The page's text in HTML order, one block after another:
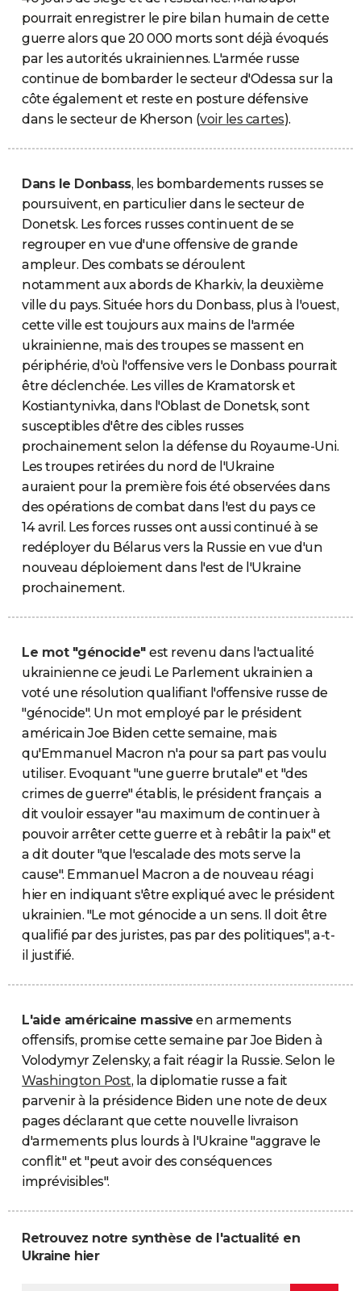
pourrait enregistrer le pire bilan humain de cette
guerre alors que 20 000 morts sont déjà évoqués
par les autorités ukrainiennes. L'armée russe
continue de bombarder le secteur d'Odessa sur la
côte également et reste en posture défensive
dans le secteur de Kherson (voir les cartes).
Dans le Donbass, les bombardements russes se
poursuivent, en particulier dans le secteur de
Donetsk. Les forces russes continuent de se
regrouper en vue d'une offensive de grande
ampleur. Des combats se déroulent
notamment aux abords de Kharkiv, la deuxième
ville du pays. Située hors du Donbass, plus à l'ouest,
cette ville est toujours aux mains de l'armée
ukrainienne, mais des troupes se massent en
périphérie, d'où l'offensive vers le Donbass pourrait
être déclenchée. Les villes de Kramatorsk et
Kostiantynivka, dans l'Oblast de Donetsk, sont
susceptibles d'être des cibles russes
prochainement selon la défense du Royaume-Uni.
Les troupes retirées du nord de l'Ukraine
auraient pour la première fois été observées dans
des opérations de combat dans l'est du pays ce
14 avril. Les forces russes ont aussi continué à se
redéployer du Bélarus vers la Russie en vue d'un
nouveau déploiement dans l'est de l'Ukraine
prochainement.
Le mot "génocide" est revenu dans l'actualité
ukrainienne ce jeudi. Le Parlement ukrainien a
voté une résolution qualifiant l'offensive russe de
"génocide". Un mot employé par le président
américain Joe Biden cette semaine, mais
qu'Emmanuel Macron n'a pour sa part pas voulu
utiliser. Evoquant "une guerre brutale" et "des
crimes de guerre" établis, le président français a
dit vouloir essayer "au maximum de continuer à
pouvoir arrêter cette guerre et à rebâtir la paix" et
a dit douter "que l'escalade des mots serve la
cause". Emmanuel Macron a de nouveau réagi
hier en indiquant s'être expliqué avec le président
ukrainien. "Le mot génocide a un sens. Il doit être
qualifié par des juristes, pas par des politiques", a-t-
il justifié.
L'aide américaine massive en armements
offensifs, promise cette semaine par Joe Biden à
Volodymyr Zelensky, a fait réagir la Russie. Selon le
Washington Post, la diplomatie russe a fait
parvenir à la présidence Biden une note de deux
pages déclarant que cette nouvelle livraison
d'armements plus lourds à l'Ukraine "aggrave le
conflit" et "peut avoir des conséquences
imprévisibles".
Retrouvez notre synthèse de l'actualité en
Ukraine hier